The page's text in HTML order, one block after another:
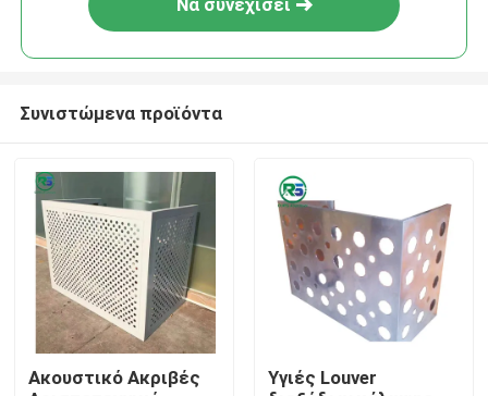
Να συνεχίσει
Συνιστώμενα προϊόντα
Ακουστικό Ακριβές
Υγιές Louver